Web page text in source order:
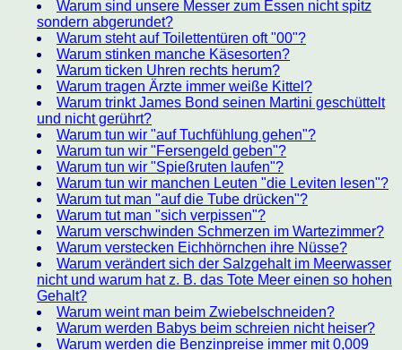
Warum sind unsere Messer zum Essen nicht spitz
sondern abgerundet?
Warum steht auf Toilettentüren oft "00"?
Warum stinken manche Käsesorten?
Warum ticken Uhren rechts herum?
Warum tragen Ärzte immer weiße Kittel?
Warum trinkt James Bond seinen Martini geschüttelt
und nicht gerührt?
Warum tun wir "auf Tuchfühlung gehen"?
Warum tun wir "Fersengeld geben"?
Warum tun wir "Spießruten laufen"?
Warum tun wir manchen Leuten "die Leviten lesen"?
Warum tut man "auf die Tube drücken"?
Warum tut man "sich verpissen"?
Warum verschwinden Schmerzen im Wartezimmer?
Warum verstecken Eichhörnchen ihre Nüsse?
Warum verändert sich der Salzgehalt im Meerwasser
nicht und warum hat z. B. das Tote Meer einen so hohen
Gehalt?
Warum weint man beim Zwiebelschneiden?
Warum werden Babys beim schreien nicht heiser?
Warum werden die Benzinpreise immer mit 0,009